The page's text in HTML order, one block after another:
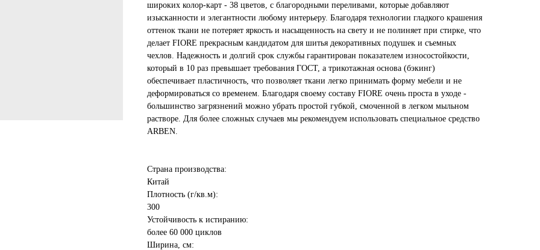
широких колор-карт - 38 цветов, с благородными переливами, которые добавляют
изысканности и элегантности любому интерьеру. Благодаря технологии гладкого крашения
оттенок ткани не потеряет яркость и насыщенность на свету и не полиняет при стирке, что
делает FIORE прекрасным кандидатом для шитья декоративных подушек и съемных
чехлов. Надежность и долгий срок службы гарантирован показателем износостойкости,
который в 10 раз превышает требования ГОСТ, а трикотажная основа (бэкинг)
обеспечивает пластичность, что позволяет ткани легко принимать форму мебели и не
деформироваться со временем. Благодаря своему составу FIORE очень проста в уходе -
большинство загрязнений можно убрать простой губкой, смоченной в легком мыльном
растворе. Для более сложных случаев мы рекомендуем использовать специальное средство
ARBEN.
Страна производства:
Китай
Плотность (г/кв.м):
300
Устойчивость к истиранию:
более 60 000 циклов
Ширина, см: